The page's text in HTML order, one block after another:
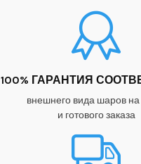
100% ГАРАНТИЯ
внешнего вида шаров
и готового заказа